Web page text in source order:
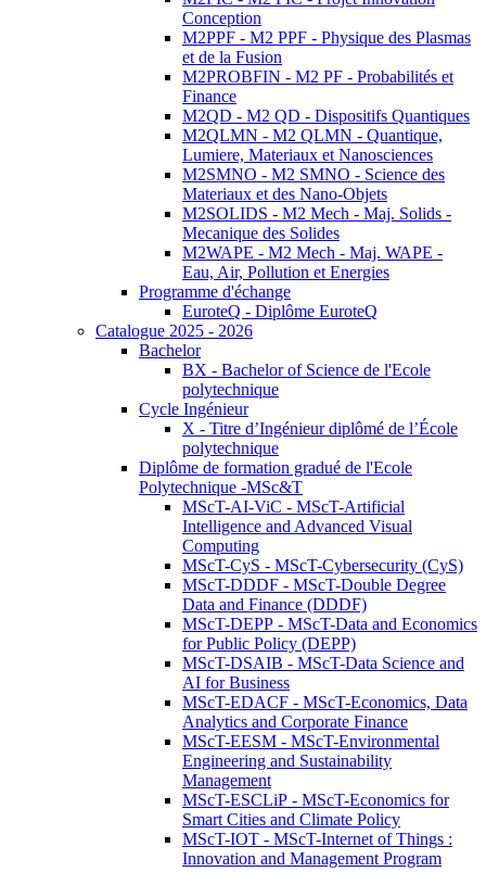
Conception
M2PPF - M2 PPF - Physique des Plasmas
et de la Fusion
M2PROBFIN - M2 PF - Probabilités et
Finance
M2QD - M2 QD - Dispositifs Quantiques
M2QLMN - M2 QLMN - Quantique,
Lumiere, Materiaux et Nanosciences
M2SMNO - M2 SMNO - Science des
Materiaux et des Nano-Objets
M2SOLIDS - M2 Mech - Maj. Solids -
Mecanique des Solides
M2WAPE - M2 Mech - Maj. WAPE -
Eau, Air, Pollution et Energies
Programme d'échange
EuroteQ - Diplôme EuroteQ
Catalogue 2025 - 2026
Bachelor
BX - Bachelor of Science de l'Ecole
polytechnique
Cycle Ingénieur
X - Titre d’Ingénieur diplômé de l’École
polytechnique
Diplôme de formation gradué de l'Ecole
Polytechnique -MSc&T
MScT-AI-ViC - MScT-Artificial
Intelligence and Advanced Visual
Computing
MScT-CyS - MScT-Cybersecurity (CyS)
MScT-DDDF - MScT-Double Degree
Data and Finance (DDDF)
MScT-DEPP - MScT-Data and Economics
for Public Policy (DEPP)
MScT-DSAIB - MScT-Data Science and
AI for Business
MScT-EDACF - MScT-Economics, Data
Analytics and Corporate Finance
MScT-EESM - MScT-Environmental
Engineering and Sustainability
Management
MScT-ESCLiP - MScT-Economics for
Smart Cities and Climate Policy
MScT-IOT - MScT-Internet of Things :
Innovation and Management Program